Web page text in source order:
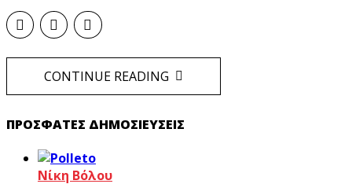
CONTINUE READING
ΠΡΌΣΦΑΤΕΣ ΔΗΜΟΣΙΕΎΣΕΙΣ
Νίκη Βόλου